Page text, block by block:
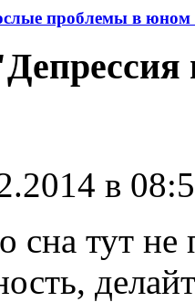
проблемы в юном
в
сна тут